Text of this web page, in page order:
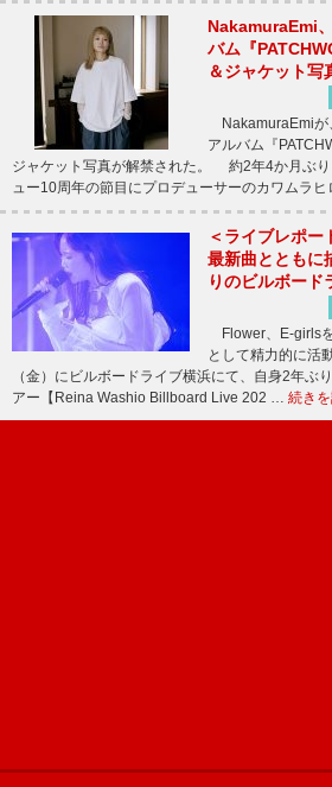
NakamuraEmi
バム『
＆ジャケット写
NakamuraEmiが
アルバム『
ジャケット写真が解禁された。 約2年4か月ぶ
ュー10周年の節目にプロデューサーのカワムラ
＜ライブレポー
最新曲ととも
りのビルボード
Flower、E-girls
として精力的に活
（金）にビルボードライブ横浜にて、自身2年ぶ
アー【Reina Washio Billboard Live 202 … 続き